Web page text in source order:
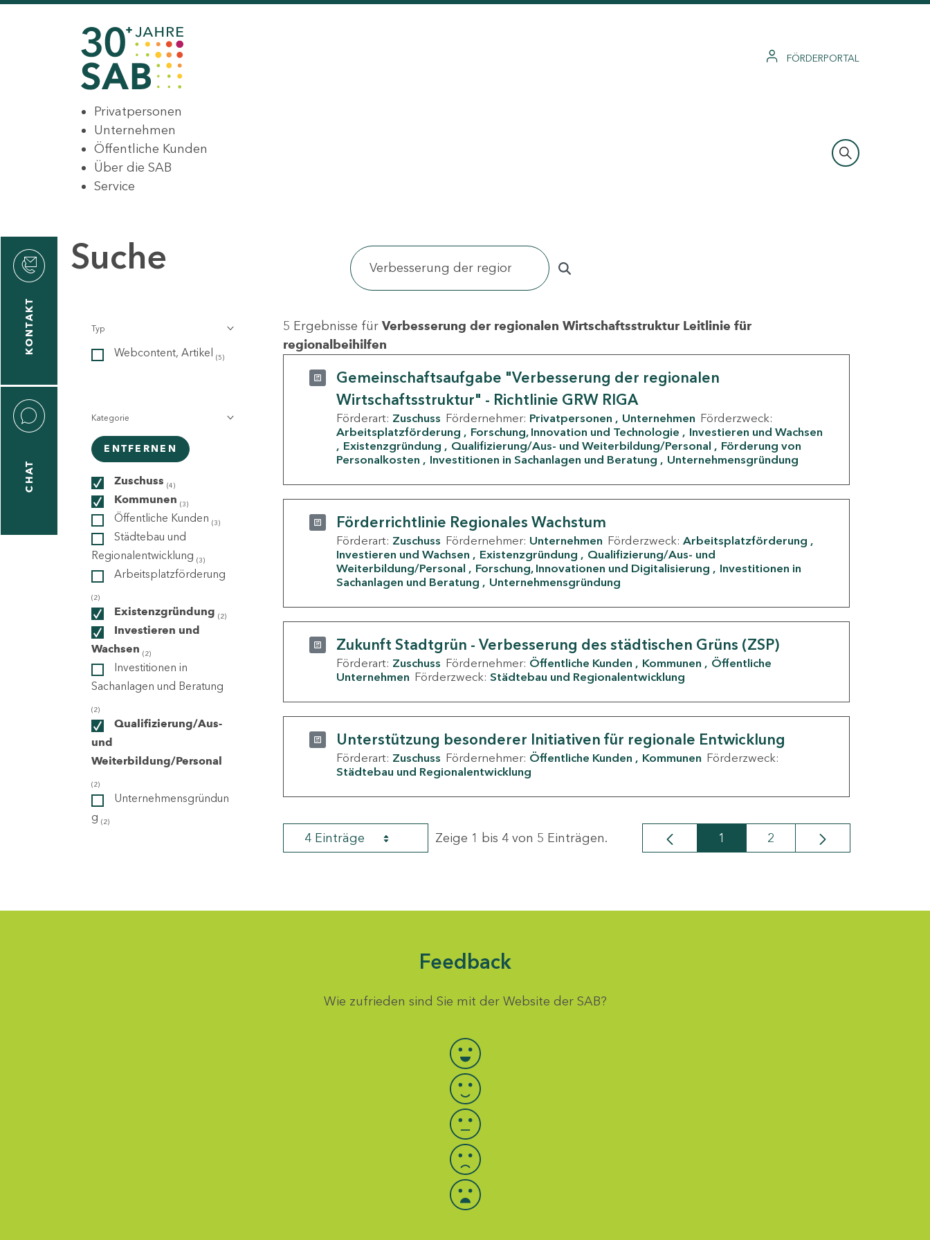
FÖRDERPORTAL
Privatpersonen
Unternehmen
Öffentliche Kunden
Über die SAB
Service
KONTAKT
CHAT
Suche
Typ
Webcontent, Artikel (5)
Kategorie
ENTFERNEN
Zuschuss (4)
Kommunen (3)
Öffentliche Kunden (3)
Städtebau und
Regionalentwicklung (3)
Arbeitsplatzförderung
(2)
Existenzgründung (2)
Investieren und
Wachsen (2)
Investitionen in
Sachanlagen und Beratung
(2)
Qualifizierung/Aus-
und
Weiterbildung/Personal
(2)
Unternehmensgründun
g (2)
5 Ergebnisse für Verbesserung der regionalen Wirtschaftsstruktur Leitlinie für
regionalbeihilfen
Gemeinschaftsaufgabe "Verbesserung der regionalen
Wirtschaftsstruktur" - Richtlinie GRW RIGA
Förderart: Zuschuss Fördernehmer: Privatpersonen Unternehmen Förderzweck:
Arbeitsplatzförderung
Forschung, Innovation und Technologie
Investieren und Wachsen
Existenzgründung
Qualifizierung/Aus- und Weiterbildung/Personal
Förderung von
Personalkosten
Investitionen in Sachanlagen und Beratung Unternehmensgründung
Förderrichtlinie Regionales Wachstum
Förderart: Zuschuss Fördernehmer: Unternehmen Förderzweck: Arbeitsplatzförderung
Investieren und Wachsen
Existenzgründung
Qualifizierung/Aus- und
Weiterbildung/Personal
Forschung, Innovationen und Digitalisierung
Investitionen in
Sachanlagen und Beratung
Unternehmensgründung
Zukunft Stadtgrün - Verbesserung des städtischen Grüns (ZSP)
Förderart: Zuschuss Fördernehmer: Öffentliche Kunden Kommunen
Öffentliche
Unternehmen Förderzweck: Städtebau und Regionalentwicklung
Unterstützung besonderer Initiativen für regionale Entwicklung
Förderart: Zuschuss Fördernehmer: Öffentliche Kunden Kommunen Förderzweck:
Städtebau und Regionalentwicklung
4 Einträge Zeige 1 bis 4 von 5 Einträgen. Seite
1 Seite
2
Feedback
Wie zufrieden sind Sie mit der Website der SAB?
Bewertung auswählen